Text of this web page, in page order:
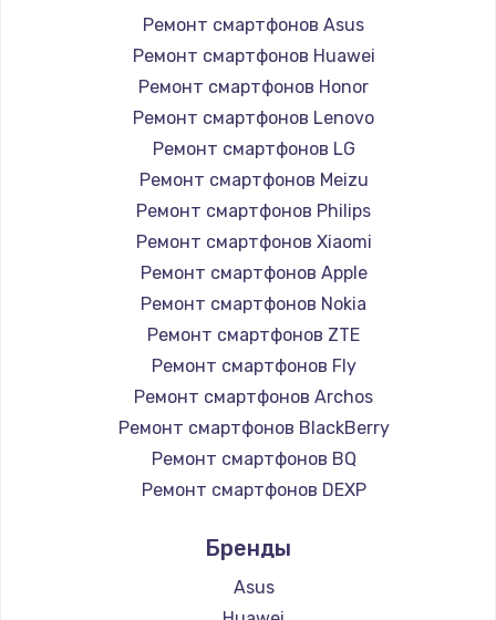
Настройка ОС
1320 руб.
Заказать
Чистка от пыли
990 руб.
Заказать
Замена жесткого диска
875 руб.
Заказать
Установка драйверов
875 руб.
Заказать
Замена вебкамеры
1490 руб.
Заказать
Ремонт смартфонов Asus
Ремонт смартфонов Huawei
Ремонт смартфонов Honor
Ремонт смартфонов Lenovo
Ремонт смартфонов LG
Ремонт смартфонов Meizu
Ремонт смартфонов Philips
Ремонт смартфонов Xiaomi
Ремонт смартфонов Apple
Ремонт смартфонов Nokia
Ремонт смартфонов ZTE
Ремонт смартфонов Fly
Ремонт смартфонов Archos
Ремонт смартфонов BlackBerry
Ремонт смартфонов BQ
Ремонт смартфонов DEXP
Ремонт смартфонов Ginzzu
Ремонт смартфонов Highscreen
Ремонт смартфонов Irbis
Бренды
Asus